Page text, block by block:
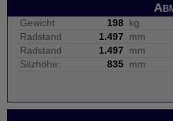
Gewicht 198 kg
Radstand
1.497
mm
Radstand
1.497
mm
Sitzhöhe:
835 mm